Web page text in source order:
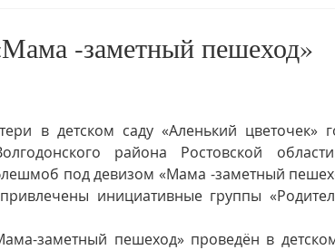
-заметный пешеход»
в детском саду «Аленький цветочек»
района Ростовской
под девизом «Мама -заметный
инициативные группы
заметный пешеход» проведён в